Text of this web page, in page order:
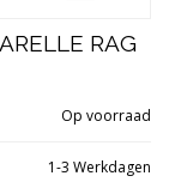
RAG
Op voorraad
1-3 Werkdagen